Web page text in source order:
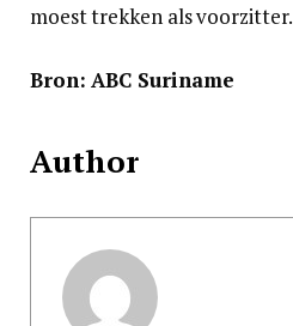
moest trekken als voorzitter.
Bron: ABC Suriname
Author